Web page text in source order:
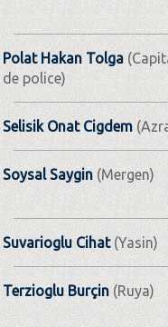
Polat Hakan Tolga
de police)
Selisik Onat Cigdem
Soysal Saygin(Mergen)
Suvarioglu Cihat(Yasin)
Terzioglu Burçin (Ruya)